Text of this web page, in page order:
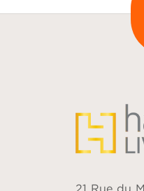
21 Rue du